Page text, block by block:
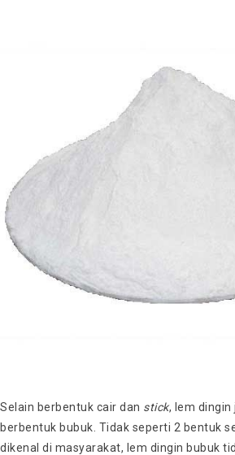
Selain berbentuk cair dan stick, lem dingin
berbentuk bubuk. Tidak seperti 2 bentuk
dikenal di masyarakat, lem dingin bubuk